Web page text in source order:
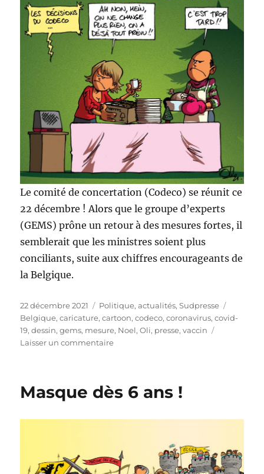
Le comité de concertation (Codeco) se réunit ce
22 décembre ! Alors que le groupe d’experts
(GEMS) prône un retour à des mesures fortes, il
semblerait que les ministres soient plus
conciliants, suite aux chiffres encourageants de
la Belgique.
Publié
le
22 décembre 2021 Catégories
Politique, actualités,Sudpresse
Belgique,caricature,cartoon,codeco,coronavirus,covid-
19,dessin,gems, mesure, Noel,Oli, presse,vaccin
Laisser un commentairesur
Masque dès 6 ans !